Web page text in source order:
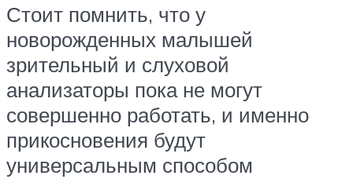
Стоит помнить, что у
новорожденных малышей
зрительный и слуховой
анализаторы пока не могут
совершенно работать, и именно
прикосновения будут
универсальным способом